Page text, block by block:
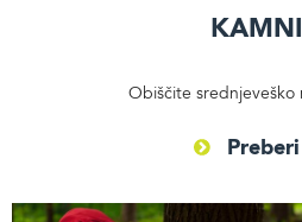
Obiščite srednjeveško